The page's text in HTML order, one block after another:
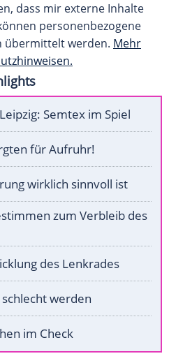
dass mir externe Inhalte
personenbezogene
werden. Mehr
Semtex im Spiel
für Aufruhr!
wirklich sinnvoll ist
zum Verbleib des
des Lenkrades
werden
im Check